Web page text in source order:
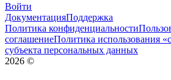
Войти
ДокументацияПоддержка
Политика конфиденциальности
соглашениеПолитика использования
субъекта персональных данных
2026 ©